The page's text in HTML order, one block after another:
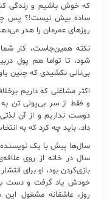
که خوش باشیم و زندگی
ساده بیش نیست!؟ پس
روزهای عمرمان را هدر
نکته همین‌جاست، کار
شود، تا تواما هم پول
بی‌نانی نکشیدی که چنین
اکثر مشاغلی که داریم
و فقط از سر بی‌پولی تن به
دوست نداریم و از آن
داد. باید چه کرد که به
سال در خانه از روی
بازی‌کردن بود، او برای
خودش یاد گرفت و دست
روز، عاشقانه مشغول این